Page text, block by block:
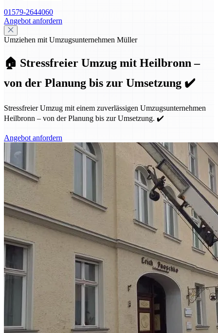
01579-2644060
Angebot anfordern
Umziehen mit Umzugsunternehmen Müller
🏠 Stressfreier Umzug mit Heilbronn –
von der Planung bis zur Umsetzung ✔️
Stressfreier Umzug mit einem zuverlässigen Umzugsunternehmen
Heilbronn – von der Planung bis zur Umsetzung. ✔️
Angebot anfordern